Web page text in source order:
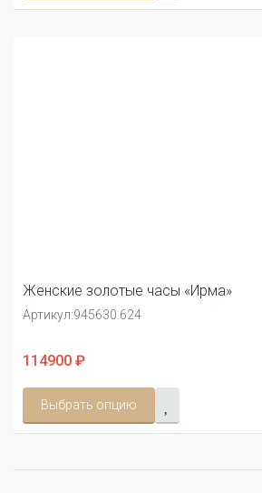
Женские золотые часы «Ирма»
Артикул:945630.624
114900 ₽
Выбрать опцию